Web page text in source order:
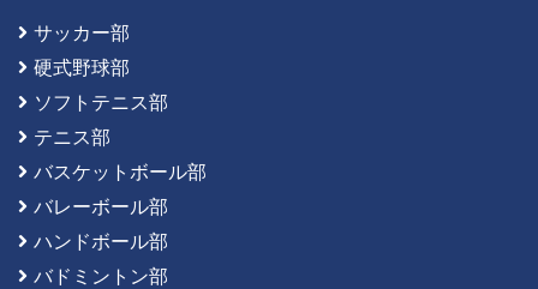
サッカー部
硬式野球部
ソフトテニス部
テニス部
バスケットボール部
バレーボール部
ハンドボール部
バドミントン部